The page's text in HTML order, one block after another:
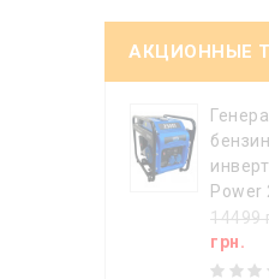
АКЦИОННЫЕ
Power
14499
грн.